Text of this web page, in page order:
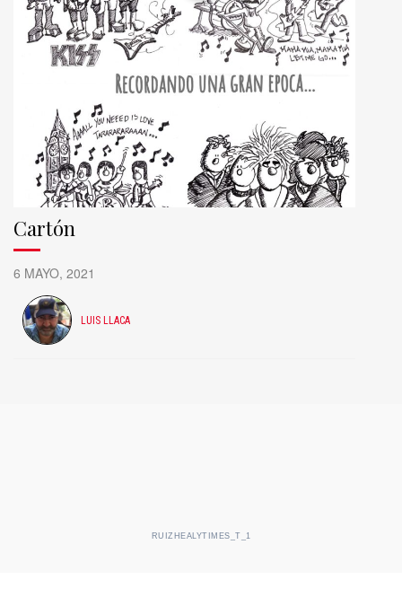
Cartón
6 MAYO, 2021
LUIS LLACA
RUIZHEALYTIMES_T_1